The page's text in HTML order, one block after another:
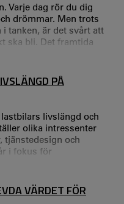
Varje dag rör du dig
drömmar. Men trots
tanken, är det svårt att
ska bli. Det framtida
är just det mötet –
– som jag utforskar i
PÅ
livslängd och
olika intressenter
tjänstedesign och
i fokus för
måste de
förväntningar.
VÄRDET FÖR